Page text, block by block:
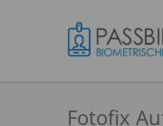
Fotofix